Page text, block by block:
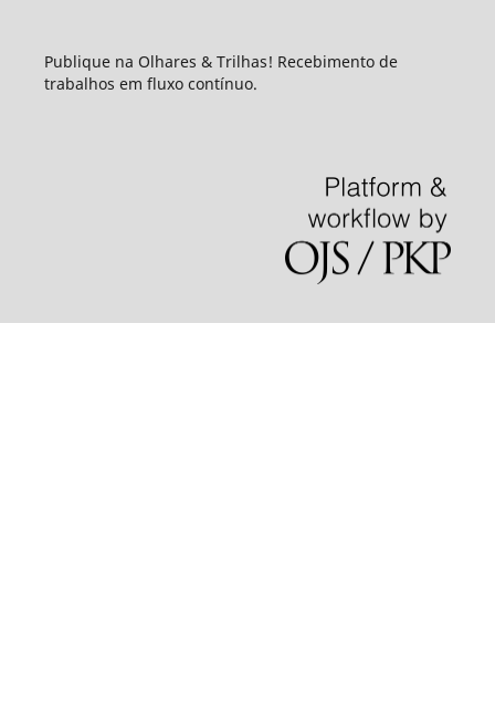
Publique na Olhares & Trilhas! Recebimento de
trabalhos em fluxo contínuo.